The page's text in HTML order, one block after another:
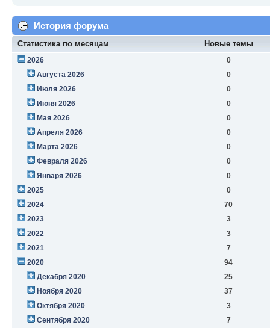
История форума
Статистика по месяцам Новые темы
2026
0
Августа 2026
0
Июля 2026
0
Июня 2026
0
Мая 2026
0
Апреля 2026
0
Марта 2026
0
Февраля 2026
0
Января 2026
0
2025
0
2024
70
2023
3
2022
3
2021
7
2020
94
Декабря 2020
25
Ноября 2020
37
Октября 2020
3
Сентября 2020
7